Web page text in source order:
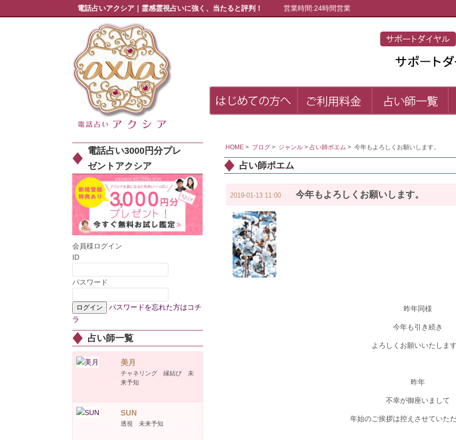
電話占いアクシア｜霊感霊視占いに強く、当たると評判！ 営業時間:24時間営業
電話占い3000円分プレ
ゼントアクシア
会員様ログイン
ID
パスワード
パスワードを忘れた方はコチ
ラ
占い師一覧
美月
チャネリング 縁結び 未
来予知
SUN
透視 未来予知
HOME> ブログ> ジャンル> 占い師ポエム > 今年もよろしくお願いします。
占い師ポエム
2019-01-13 11:00 今年もよろしくお願いします。
昨年同様
今年も引き続き
よろしくお願いいたしま
昨年
不幸が御座いまして
年始のご挨拶は控えさせていた